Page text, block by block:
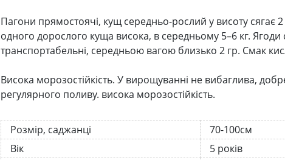
Пагони прямостоячі, кущ середньо-рослий у висоту сягає
одного дорослого куща висока, в середньому 5–6 кг.
транспортабельні, середньою вагою близько 2 гр. Смак
Висока морозостійкість. У вирощуванні не вибаглива,
регулярного поливу. висока морозостійкість.
Розмір, саджанці
70-100см
Вік
5 років